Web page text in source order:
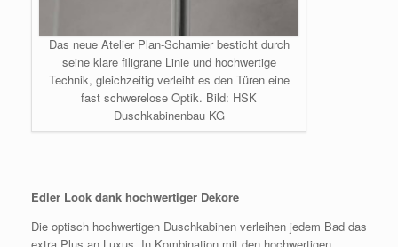
Das neue Atelier Plan-Scharnier besticht durch
seine klare filigrane Linie und hochwertige
Technik, gleichzeitig verleiht es den Türen eine
fast schwerelose Optik. Bild: HSK
Duschkabinenbau KG
Edler Look dank hochwertiger Dekore
Die optisch hochwertigen Duschkabinen verleihen jedem Bad das